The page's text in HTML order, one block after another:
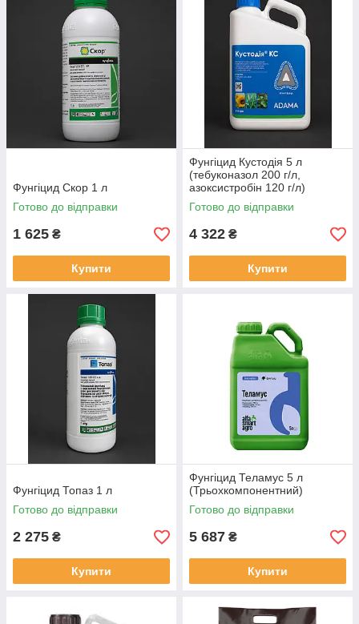
Фунгіцид Скор 1 л
Готово до відправки
1 625 ₴
Купити
Фунгіцид Кустодія 5 л
(тебуконазол 200 г/л,
азоксистробін 120 г/л)
Готово до відправки
4 322 ₴
Купити
Фунгіцид Топаз 1 л
Готово до відправки
2 275 ₴
Купити
Фунгіцид Теламус 5 л
(Трьохкомпонентний)
Готово до відправки
5 687 ₴
Купити